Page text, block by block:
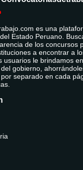
es una
Estado Peruano.
de los concursos
a encontrar a
usuarios le brindamos
gobierno,
separado en cada